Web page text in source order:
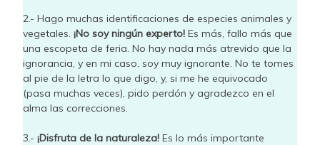
2.- Hago muchas identificaciones de especies animales y
vegetales. ¡No soy ningún experto! Es más, fallo más que
una escopeta de feria. No hay nada más atrevido que la
ignorancia, y en mi caso, soy muy ignorante. No te tomes
al pie de la letra lo que digo, y, si me he equivocado
(pasa muchas veces), pido perdón y agradezco en el
alma las correcciones.
3.- ¡Disfruta de la naturaleza! Es lo más importante